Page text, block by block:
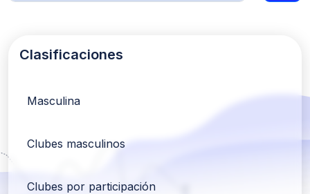
Clasificaciones
Masculina
Clubes masculinos
Clubes por participación